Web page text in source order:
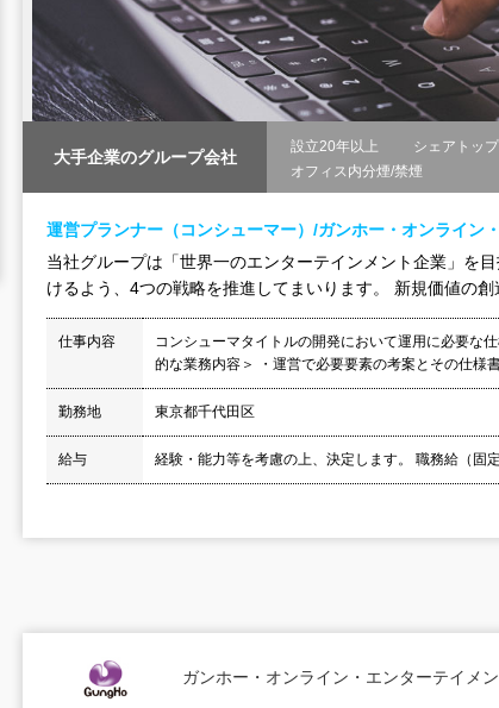
大手企業のグループ会社
設立20年以上 シェアトッ
オフィス内分煙/禁煙
運営プランナー（コンシューマー）/ガンホー・オンライン
当社グループは「世界一のエンターテインメント企業」を
けるよう、4つの戦略を推進してまいります。 新規価値の
仕事内容
コンシューマタイトルの開発において運用に必要な
的な業務内容＞ ・運営で必要要素の考案とその仕様
勤務地 東京都千代田区
給与 経験・能力等を考慮の上、決定します。 職務給（固
ガンホー・オンライン・エンターテイメ